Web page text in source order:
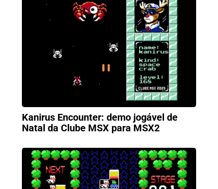
Kanirus Encounter: demo jogável de
Natal da Clube MSX para MSX2